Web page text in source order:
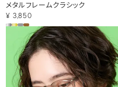
メタルフレームクラシック
¥ 3,850